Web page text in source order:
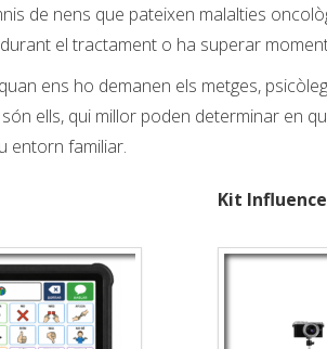
de nens que pateixen malalties
el tractament o ha superar
ens ho demanen els metges,
ells, qui millor poden determinar en
entorn familiar.
Kit